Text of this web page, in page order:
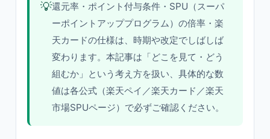
💡還元率・ポイント付与条件・SPU（スーパ
ーポイントアッププログラム）の倍率・楽
天カードの仕様は、時期や改定でしばしば
変わります。本記事は「どこを見て・どう
組むか」という考え方を扱い、具体的な数
値は各公式（楽天ペイ／楽天カード／楽天
市場SPUページ）で必ずご確認ください。